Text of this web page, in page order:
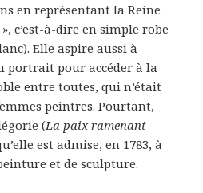
en représentant la Reine
c’est-à-dire en simple robe
Elle aspire aussi à
portrait pour accéder à la
entre toutes, qui n’était
peintres. Pourtant,
(La paix ramenant
est admise, en 1783, à
et de sculpture.